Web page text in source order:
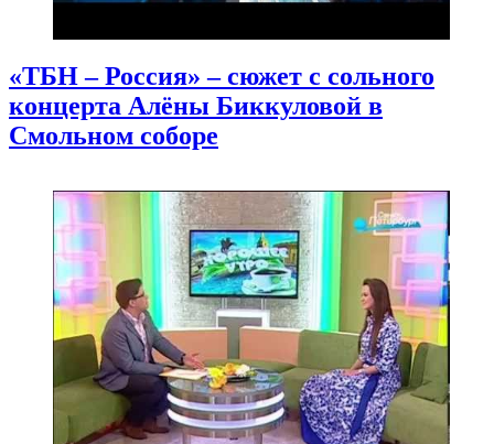
«ТБН – Россия» – сюжет с сольного
концерта Алёны Биккуловой в
Смольном соборе